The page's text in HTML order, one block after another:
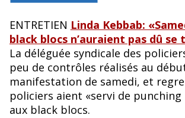
ENTRETIEN Linda Kebbab:
black blocs n’auraient pas dû se
La déléguée syndicale des
peu de contrôles réalisés au
manifestation de samedi, et
policiers aient «servi de punching
aux black blocs.